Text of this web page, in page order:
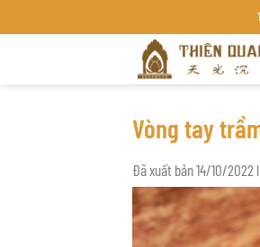
đến
TRẦM HƯƠNG
Vòng tay
Đã xuất bản14/10/2022